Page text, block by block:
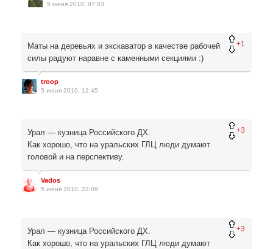
5 июня 2010, 07:03
+1
Маты на деревьях и экскаватор в качестве рабочей
силы радуют наравне с каменными секциями :)
troop
5 июня 2010, 12:45
+3
Урал — кузница Российского ДХ.
Как хорошо, что на уральских ГЛЦ люди думают
головой и на перспективу.
Vados
5 июня 2010, 22:09
+3
Урал — кузница Российского ДХ.
Как хорошо, что на уральских ГЛЦ люди думают